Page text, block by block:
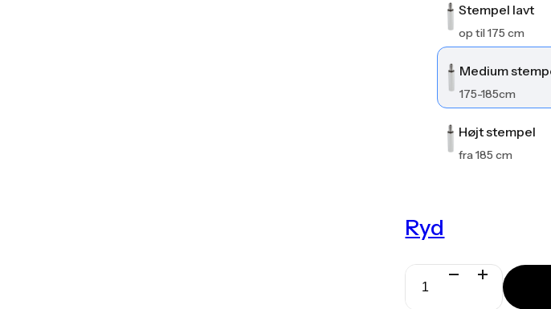
Stempel lavt
op til 175 cm
Medium
175-185cm
Højt stempel
fra 185 cm
Ryd
Spinergo